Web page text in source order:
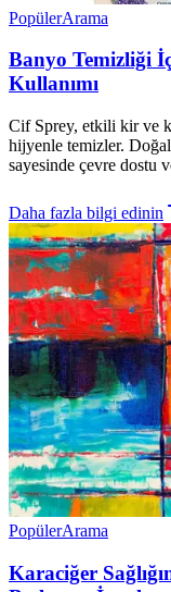
PopülerArama
Banyo Temizliği
Kullanımı
Cif Sprey, etkili kir ve
hijyenle temizler.
sayesinde çevre dostu
Daha fazla bilgi edinin
PopülerArama
Karaciğer